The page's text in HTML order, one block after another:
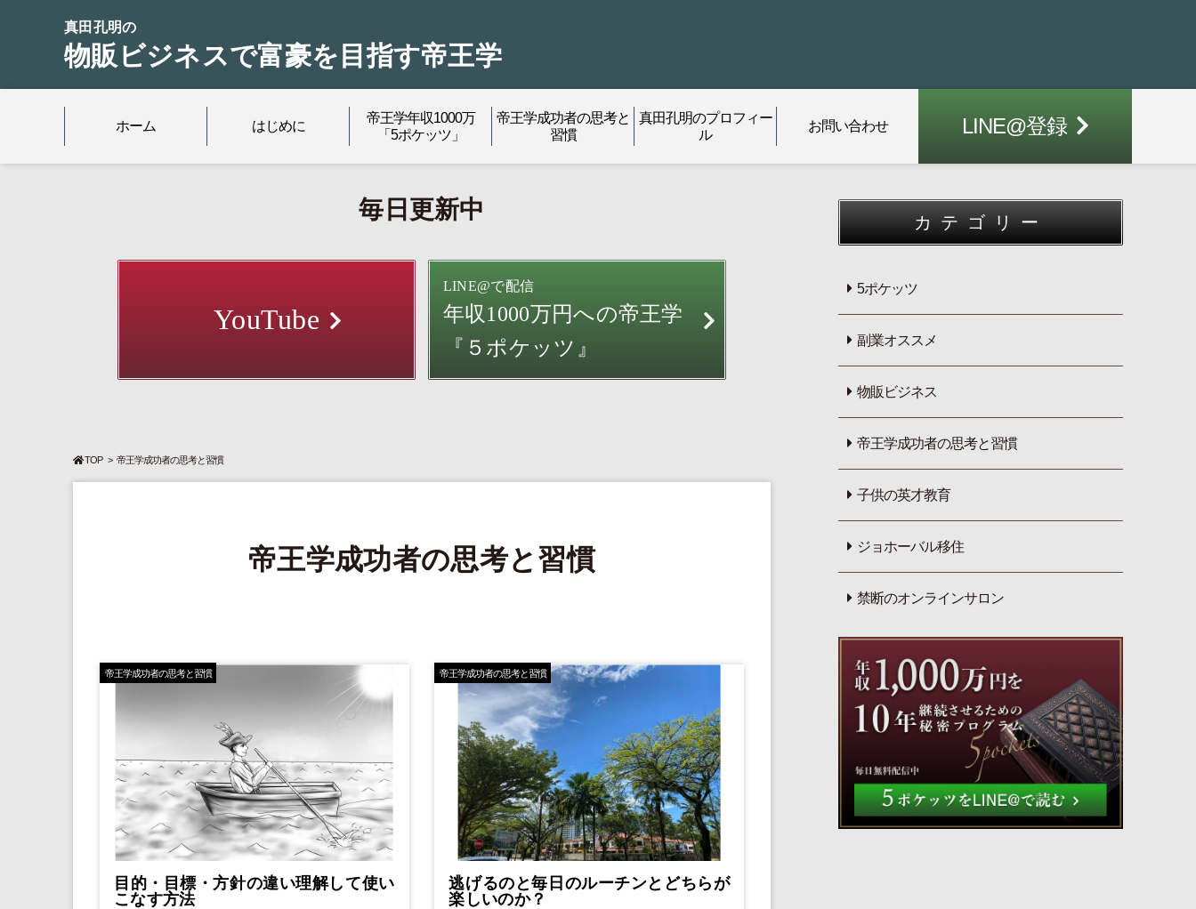
真田孔明の
物販ビジネスで富豪を目指す帝王学
ホーム はじめに
帝王学年収1000万
「5ポケッツ」
帝王学成功者の思考と
習慣
真田孔明のプロフィー
ル
お問い合わせ LINE@登録
毎日更新中
YouTube
LINE@で配信
年収1000万円への帝王学
『５ポケッツ』
TOP 帝王学成功者の思考と習慣
帝王学成功者の思考と習慣
帝王学成功者の思考と習慣
目的・目標・方針の違い理解して使い
こなす方法
帝王学成功者の思考と習慣
逃げるのと毎日のルーチンとどちらが
楽しいのか？
カテゴリー
5ポケッツ
副業オススメ
物販ビジネス
帝王学成功者の思考と習慣
子供の英才教育
ジョホーバル移住
禁断のオンラインサロン